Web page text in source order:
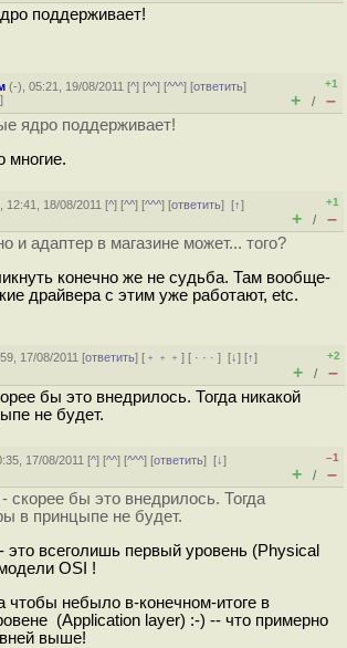
поддерживает!
(-), 05:21, 19/08/2011 [^] [^^] [^^^] [ответить]
]
+1
+ / –
ядро поддерживает!
многие.
12:41, 18/08/2011 [^] [^^] [^^^] [ответить][↑]
+1
+ / –
и адаптер в магазине может... того?
конечно же не судьба. Там вообще-
драйвера с этим уже работают, etc.
17/08/2011 [ответить] [ ﹢﹢﹢] [ · · ·][↓] [↑]
+2
+ / –
бы это внедрилось. Тогда никакой
не будет.
17/08/2011 [^] [^^] [^^^] [ответить][↓]
–1
+ / –
скорее бы это внедрилось. Тогда
в принцыпе не будет.
всеголишь первый уровень (Physical
OSI !
чтобы небыло в-конечном-итоге в
(Application layer) :-) -- что примерно
выше!